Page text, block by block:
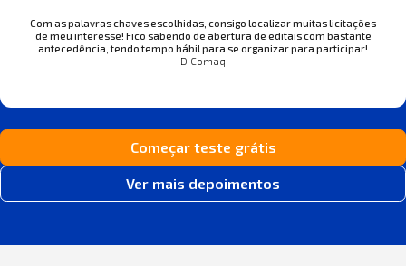
Com as palavras chaves escolhidas, consigo localizar muitas licitações
de meu interesse! Fico sabendo de abertura de editais com bastante
antecedência, tendo tempo hábil para se organizar para participar!
D Comaq
Começar teste grátis
Ver mais depoimentos